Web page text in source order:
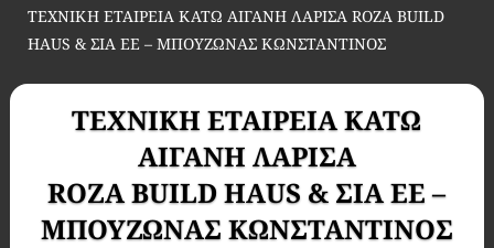
ΤΕΧΝΙΚΗ ΕΤΑΙΡΕΙΑ ΚΑΤΩ ΑΙΓΑΝΗ ΛΑΡΙΣΑ ROZA BUILD
HAUS & ΣΙΑ ΕΕ – ΜΠΟΥΖΩΝΑΣ ΚΩΝΣΤΑΝΤΙΝΟΣ
ΤΕΧΝΙΚΗ ΕΤΑΙΡΕΙΑ ΚΑΤΩ
ΑΙΓΑΝΗ ΛΑΡΙΣΑ
ROZA BUILD HAUS & ΣΙΑ ΕΕ –
ΜΠΟΥΖΩΝΑΣ ΚΩΝΣΤΑΝΤΙΝΟΣ